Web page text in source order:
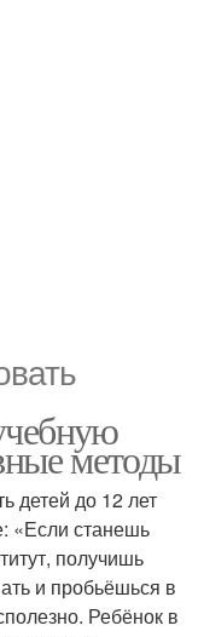
методы
детей до 12 лет
«Если станешь
получишь
и пробьёшься в
Ребёнок в